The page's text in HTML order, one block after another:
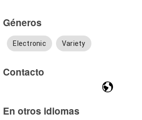
Géneros
Electronic Variety
Contacto
En otros idiomas